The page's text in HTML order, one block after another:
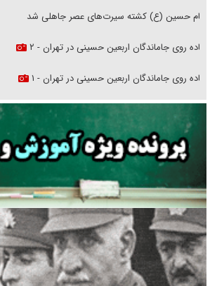
امام حسین (ع) کشته سیرت‌های عصر جاهلی شد
پیاده روی جاماندگان اربعین حسینی در تهران - ۲
پیاده روی جاماندگان اربعین حسینی در تهران - ۱
فریاد‌ها و ناله‌های دوستان مبارزدلم را آتش می‌زد
تغییر رویه دشمن در ترور از شیخ فضل‌الله تا مصباح یزدی
خرید قسطی اولش خنده و آخرش گریه است!
فوتبال و آن «بالا»!
راهبرد غافلگیری با نسل جدید پهپاد‌ها
جنجال پزشکان تقلبی در صنعت زیبایی